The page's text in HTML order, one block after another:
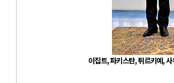
이집트,파키스탄,튀르키예,사
EU·우크라이
나토, 우크라
우크라이나,
러·우크라,